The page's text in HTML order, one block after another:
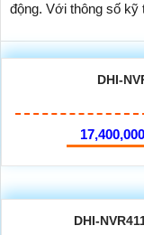
động. Với thông số kỹ
DHI-
DHI-